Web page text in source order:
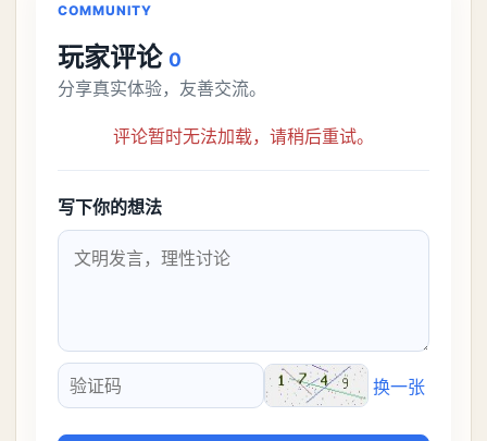
COMMUNITY
玩家评论 0
分享真实体验，友善交流。
评论暂时无法加载，请稍后重试。
写下你的想法
验证码
换一张